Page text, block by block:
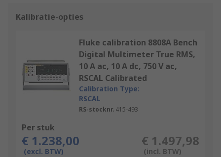
Kalibratie-opties
Fluke calibration 8808A Bench
Digital Multimeter True RMS,
10 A ac, 10 A dc, 750 V ac,
RSCAL Calibrated
Calibration Type:
RSCAL
RS-stocknr. 415-493
Per stuk
€ 1.238,00
(excl. BTW)
€ 1.497,98
(incl. BTW)